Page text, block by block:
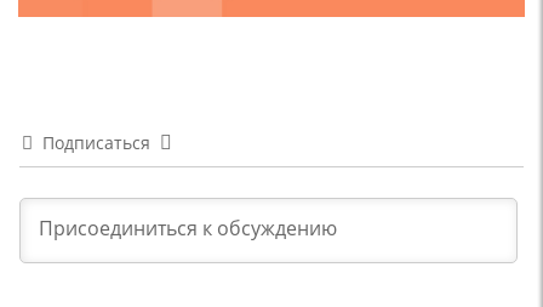
Подписаться